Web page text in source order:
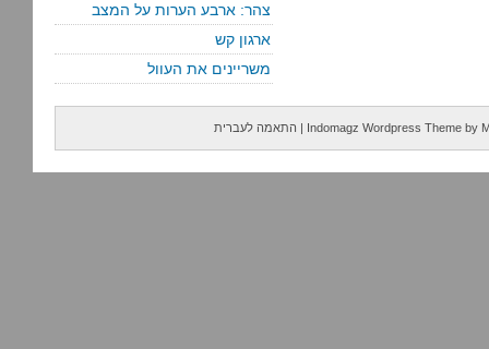
צהר: ארבע הערות על המצב
ארגון קש
משריינים את העוול
Indomagz Wordpress Theme by
| התאמה לעברית